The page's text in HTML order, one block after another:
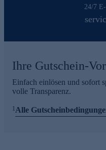
24/7
Ihre Gutschein-
Einfach einlösen und sofort
volle Transparenz.
1 Alle